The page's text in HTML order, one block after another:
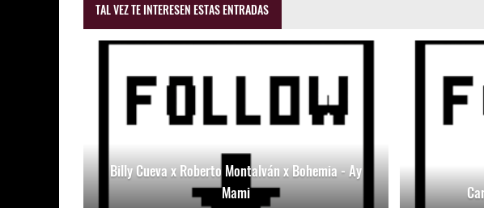
TAL VEZ TE INTERESEN ESTAS ENTRADAS
Billy Cueva x Roberto Montalván x Bohemia - Ay
Mami